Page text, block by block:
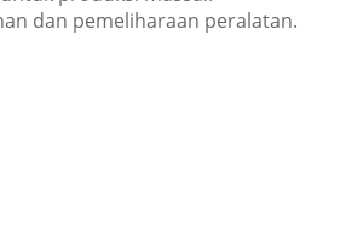
dan pemeliharaan peralatan.